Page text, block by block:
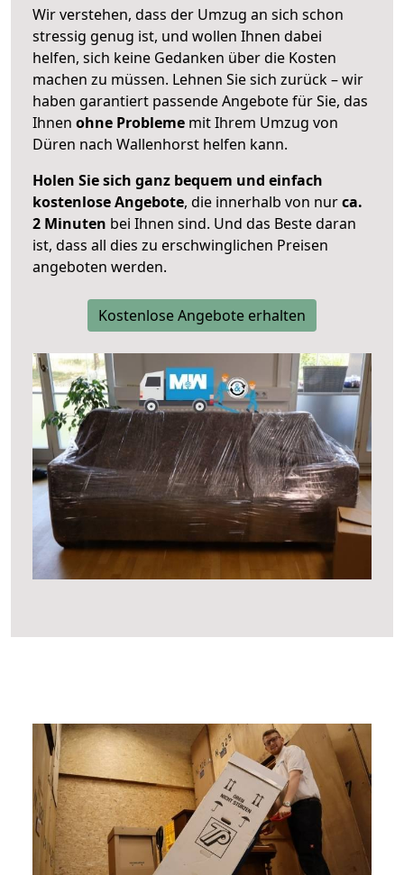
Wir verstehen, dass der Umzug an sich schon
stressig genug ist, und wollen Ihnen dabei
helfen, sich keine Gedanken über die Kosten
machen zu müssen. Lehnen Sie sich zurück – wir
haben garantiert passende Angebote für Sie, das
Ihnen ohne Probleme mit Ihrem Umzug von
Düren nach Wallenhorst helfen kann.
Holen Sie sich ganz bequem und einfach
kostenlose Angebote, die innerhalb von nurca.
2 Minuten bei Ihnen sind. Und das Beste daran
ist, dass all dies zu erschwinglichen Preisen
angeboten werden.
Kostenlose Angebote erhalten